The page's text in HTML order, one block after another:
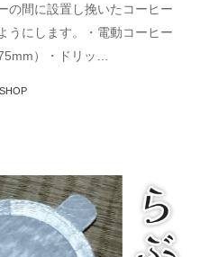
の間に設置し挽いたコーヒー
うにします。・電動コーヒー
）・ドリッ…